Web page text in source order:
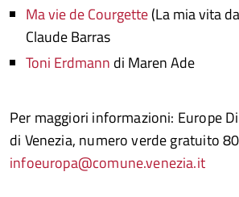
Ma vie de Courgette(La mia vita
Claude Barras
Toni Erdmann di Maren Ade
Per maggiori informazioni: Europe
di Venezia, numero verde gratuito
infoeuropa@comune.venezia.it